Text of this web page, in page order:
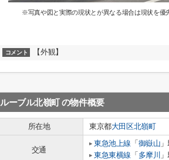
※写真や図と実際の現状とが異なる場合は現状を優
コメント 【外観】
ルーブル北嶺町の物件概要
所在地 東京都大田区北嶺町
交通
東急池上線 「 御嶽山
東急東横線 「 多摩川